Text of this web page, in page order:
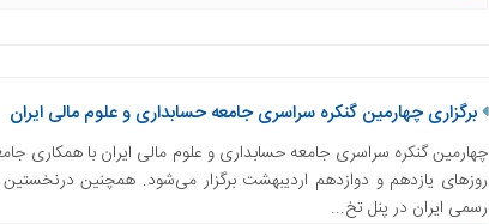
برگزاری چهارمین گنکره سراسری جامعه حسابداری و علوم مالی ایران
چهارمین گنکره سراسری جامعه حسابداری و علوم مالی ایران با همکاری
روزهای یازدهم و دوازدهم اردیبهشت برگزار می‌شود. همچنین
رسمی ایران در پنل تخ...